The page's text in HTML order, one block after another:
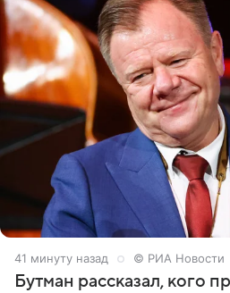
42 минуты назад © РИА Новости
Бутман рассказал, кого